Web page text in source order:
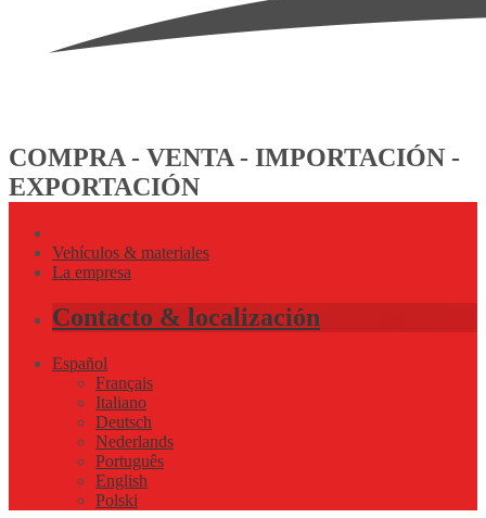
COMPRA - VENTA - IMPORTACIÓN -
EXPORTACIÓN
Vehículos & materiales
La empresa
Contacto & localización
Español
Français
Italiano
Deutsch
Nederlands
Português
English
Polski